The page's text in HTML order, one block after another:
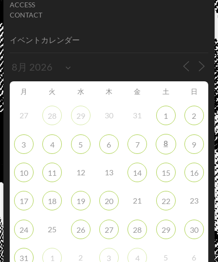
ACCESS
CONTACT
イベントカレンダー
月 火 水 木 金 土 日
27 28 29 30 31 1 2
3 4 5 6 7 8 9
10 11 12 13 14 15 16
17 18 19 20 21 22 23
24 25 26 27 28 29 30
31 1 2 3 4 5 6